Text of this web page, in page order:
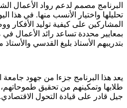
البرنامج مصمم لدعم رواد الأعمال
تحليلها واختيار الأنسب منها. في هذا
المشاركين على كيفية توليد الأفكار
بمعايير محددة تساعد رائد الأعمال
بتدريبهم الأستاذ بليغ القدسي
يعد هذا البرنامج جزءا من جهود
طلابها وتمكينهم من تحقيق طموحاتهم،
جيل قادر على قيادة التحول الاقتصادي.